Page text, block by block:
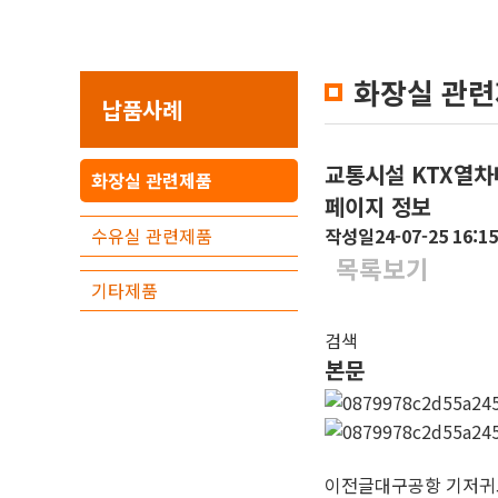
납품사례
화장실 관련제품
수유실 관련제품
기타제품
화장실 관
교통시설 KTX열
페이지 정보
작성일24-07-25 16:15
목록보기
검색
본문
이전글대구공항 기저